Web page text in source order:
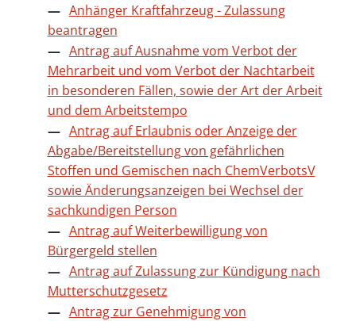
Anhänger Kraftfahrzeug - Zulassung
beantragen
Antrag auf Ausnahme vom Verbot der
Mehrarbeit und vom Verbot der Nachtarbeit
in besonderen Fällen, sowie der Art der Arbeit
und dem Arbeitstempo
Antrag auf Erlaubnis oder Anzeige der
Abgabe/Bereitstellung von gefährlichen
Stoffen und Gemischen nach ChemVerbotsV
sowie Änderungsanzeigen bei Wechsel der
sachkundigen Person
Antrag auf Weiterbewilligung von
Bürgergeld stellen
Antrag auf Zulassung zur Kündigung nach
Mutterschutzgesetz
Antrag zur Genehmigung von